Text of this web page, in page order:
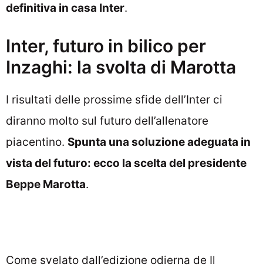
definitiva in casa Inter.
Inter, futuro in bilico per
Inzaghi: la svolta di Marotta
I risultati delle prossime sfide dell’Inter ci
diranno molto sul futuro dell’allenatore
piacentino. Spunta una soluzione adeguata in
vista del futuro: ecco la scelta del presidente
Beppe Marotta.
Come svelato dall’edizione odierna de Il